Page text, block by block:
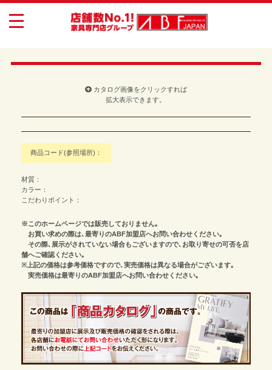
toggle
navigation
カタログ画像をクリックすれば
拡大表示できます。
商品コード(参照場所)：
材質：
カラー：
こだわりポイント：
※このホームページでは販売しておりません｡
お買い求めの際は､最寄りのABF加盟店へお問い合わせください｡
その際､展示がされていない場合もございますので､お取り寄せの可否を店
舗へご確認ください｡
※上記の価格は参考価格ですので､実売価格は異なる場合がございます｡
実売価格は最寄りのABF加盟店へお問い合わせください｡